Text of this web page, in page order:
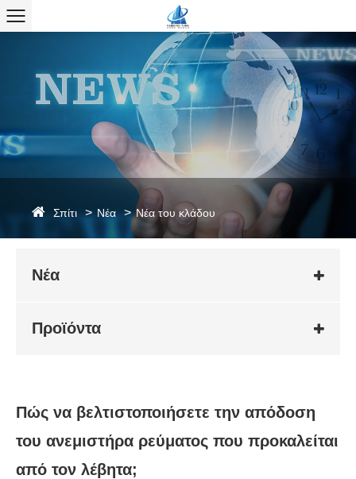
Σπίτι Νέα Νέα του κλάδου
Νέα
Προϊόντα
Πώς να βελτιστοποιήσετε την απόδοση
του ανεμιστήρα ρεύματος που προκαλείται
από τον λέβητα;